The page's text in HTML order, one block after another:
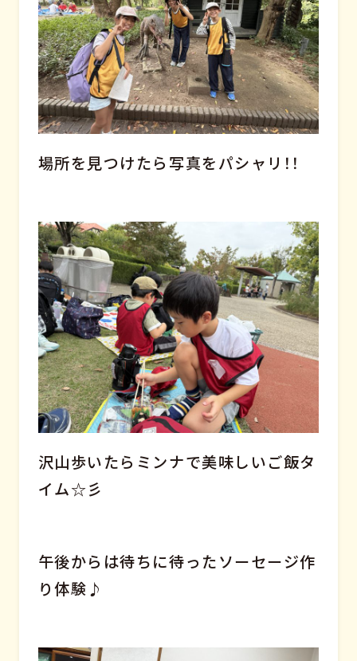
場所を見つけたら写真をパシャリ！！
沢山歩いたらミンナで美味しいご飯タ
イム☆彡
午後からは待ちに待ったソーセージ作
り体験♪